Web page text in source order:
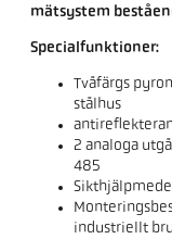
mätsystem
Specialfunktioner:
Tvåfärgs
stålhus
2 analoga
485
industriellt